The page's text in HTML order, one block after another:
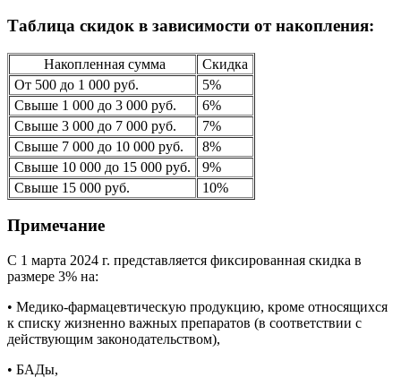
Таблица скидок в зависимости от накопления:
Накопленная сумма
Скидка
От 500 до 1 000 руб.
5%
Свыше 1 000 до 3 000 руб.
6%
Свыше 3 000 до 7 000 руб.
7%
Свыше 7 000 до 10 000 руб.
8%
Свыше 10 000 до 15 000 руб.
9%
Свыше 15 000 руб.
10%
Примечание
С 1 марта 2024 г. представляется фиксированная скидка в
размере 3% на:
• Медико-фармацевтическую продукцию, кроме относящихся
к списку жизненно важных препаратов (в соответствии с
действующим законодательством),
• БАДы,